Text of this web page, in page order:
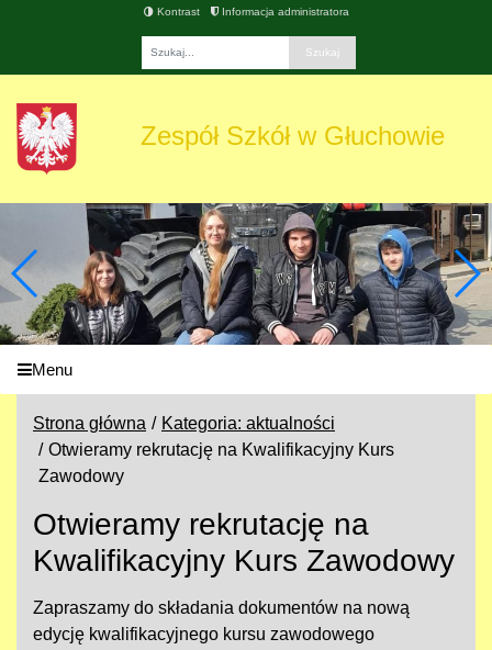
Kontrast Informacja administratora
Zespół Szkół w Głuchowie
Menu
Strona główna
Kategoria: aktualności
Otwieramy rekrutację na Kwalifikacyjny Kurs
Zawodowy
Otwieramy rekrutację na
Kwalifikacyjny Kurs Zawodowy
Zapraszamy do składania dokumentów na nową
edycję kwalifikacyjnego kursu zawodowego